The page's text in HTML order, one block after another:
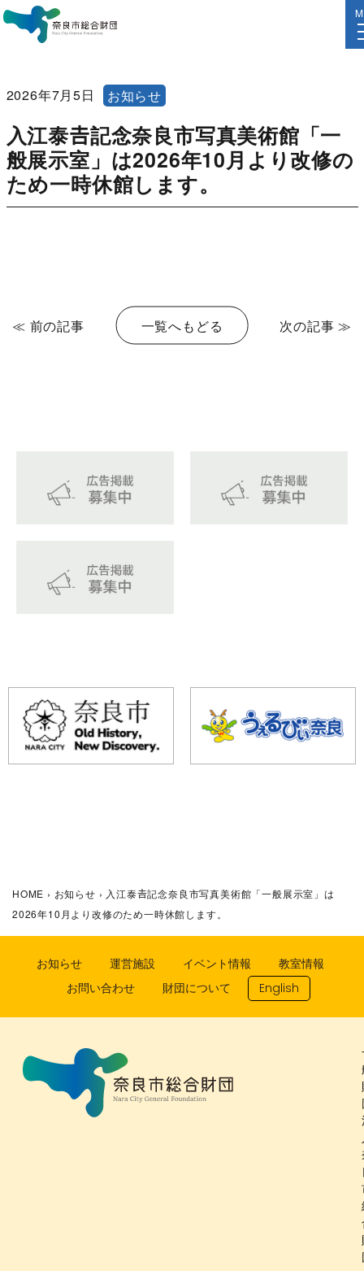
2026年7月5日 お知らせ
入江泰𠮷記念奈良市写真美術館「一
般展示室」は2026年10月より改修の
ため一時休館します。
≪ 前の記事 一覧へもどる 次の記事 ≫
HOME › お知らせ › 入江泰𠮷記念奈良市写真美術館「一般展示室」は
2026年10月より改修のため一時休館します。
お知らせ 運営施設 イベント情報
教室情報
お問い合わせ
財団について English